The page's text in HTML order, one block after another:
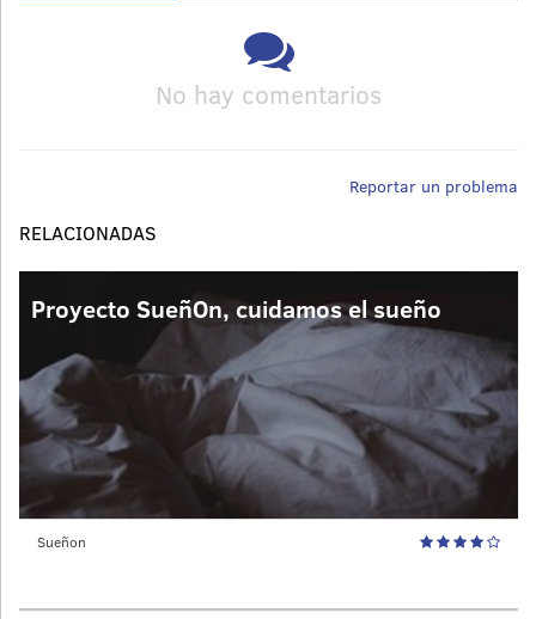
No hay comentarios
Reportar un problema
RELACIONADAS
Proyecto SueñOn, cuidamos el sueño
Sueñon